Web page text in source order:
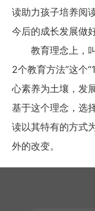
读助力孩子培养阅
今后的成长发展做
教育理念上，叫
2个教育方法”这个
心素养为土壤，发
基于这个理念，选
读以其特有的方式
外的改变。